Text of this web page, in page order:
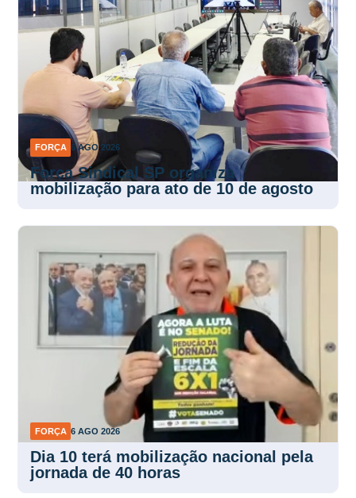
FORÇA 6 AGO 2026
Força Sindical SP organiza
mobilização para ato de 10 de agosto
FORÇA 6 AGO 2026
Dia 10 terá mobilização nacional pela
jornada de 40 horas